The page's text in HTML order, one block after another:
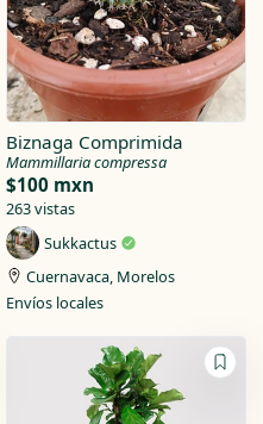
Biznaga Comprimida
Mammillaria compressa
$100 mxn
263 vistas
Sukkactus
Cuernavaca, Morelos
Envíos locales